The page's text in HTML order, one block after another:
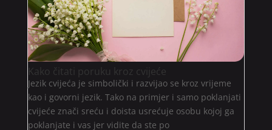
Kako čitati poruku kroz cvijeće
Jezik cvijeća je simbolički i razvijao se kroz vrijeme
kao i govorni jezik. Tako na primjer i samo poklanjati
cvijeće znači sreću i doista usrećuje osobu kojoj ga
poklanjate i vas jer vidite da ste po